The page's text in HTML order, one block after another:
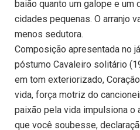
baião quanto um galope e um
cidades pequenas. O arranjo
menos sedutora.
Composição apresentada no
póstumo Cavaleiro solitário
em tom exteriorizado,
vida, força motriz do
paixão pela vida impulsiona o
que você soubesse,